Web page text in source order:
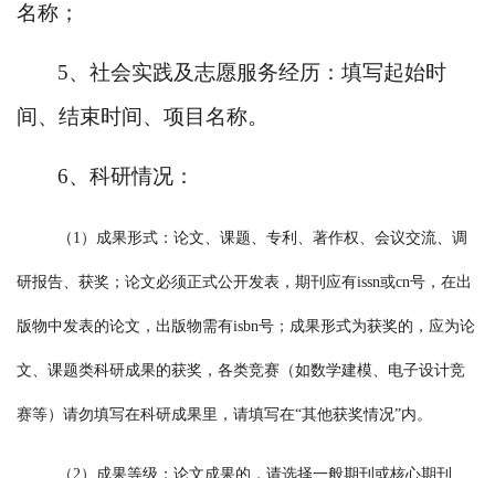
名称；
5、社会实践及志愿服务经历：填写起始时
间、结束时间、项目名称。
6、科研情况：
（ 1）成果形式：论文、课题、专利、著作权、会议交流、调
研报告、获奖；论文必须正式公开发表，期刊应有issn或cn号，在出
版物中发表的论文，出版物需有isbn号；成果形式为获奖的，应为论
文、课题类科研成果的获奖，各类竞赛（如数学建模、电子设计竞
赛等）请勿填写在科研成果里，请填写在“其他获奖情况”内。
（ 2）成果等级：论文成果的，请选择一般期刊或核心期刊